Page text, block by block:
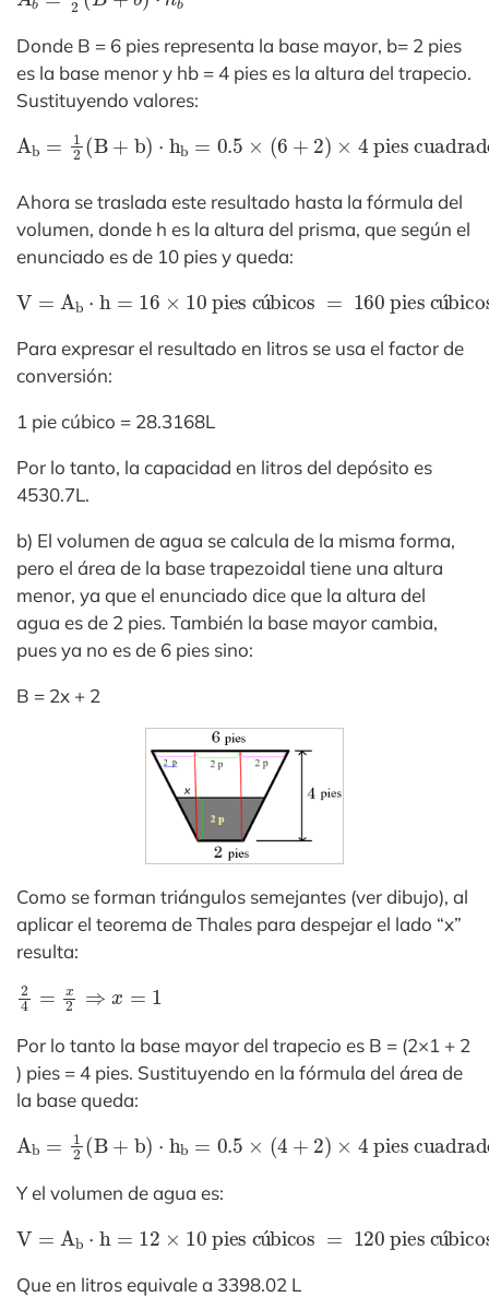
Donde B = 6 pies representa la base mayor, b= 2 pies
es la base menor y hb = 4 pies es la altura del trapecio.
Sustituyendo valores:
A 2 (B+ b)⋅ h = × (6 2)×
4 pies cuadrados 16p2
Ahora se traslada este resultado hasta la fórmula del
volumen, donde h es la altura del prisma, que según el
enunciado es de 10 pies y queda:
V= b = ×10 pies c bicos 160 pies cu
´bicos
Para expresar el resultado en litros se usa el factor de
conversión:
1 pie cúbico = 28.3168L
Por lo tanto, la capacidad en litros del depósito es
4530.7L.
b) El volumen de agua se calcula de la misma forma,
pero el área de la base trapezoidal tiene una altura
menor, ya que el enunciado dice que la altura del
agua es de 2 pies. También la base mayor cambia,
pues ya no es de 6 pies sino:
B = 2x + 2
Como se forman triángulos semejantes (ver dibujo), al
aplicar el teorema de Thales para despejar el lado “x”
resulta:
2 2
Por lo tanto la base mayor del trapecio es B = (2×1 + 2
) pies = 4 pies. Sustituyendo en la fórmula del área de
la base queda:
A 2 (B+ b)⋅ h = × (4 2) × 4 pies cuadrados
Y el volumen de agua es:
V= b = ×10 pies c bicos 120 pies cu
´bicos
Que en litros equivale a 3398.02 L